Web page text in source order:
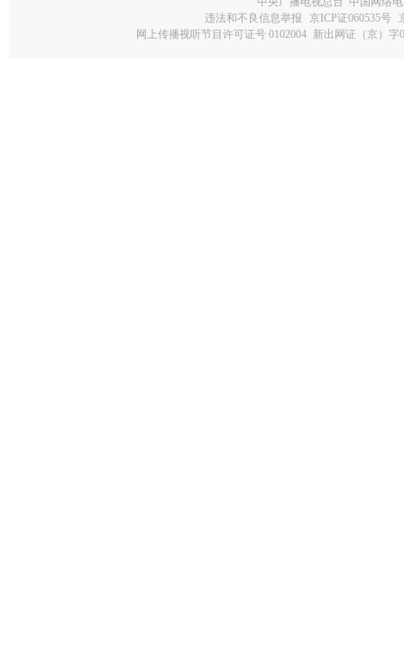
违法和不良信息举报
京ICP证060535号
网上传播视听节目许可证号 0102004 新出网证（京）